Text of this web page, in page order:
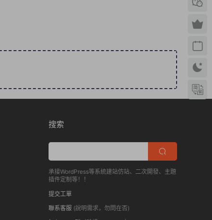
搜索
承接WordPress等系統建站仿站、二次開發、主題
插件定制等！！
提交工單
聯系客服 (說明需求，勿問在否)